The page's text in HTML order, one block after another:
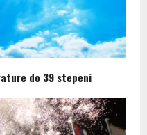
do 39 stepeni